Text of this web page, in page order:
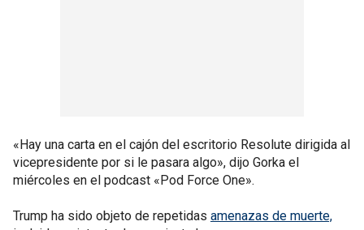
«Hay una carta en el cajón del escritorio Resolute dirigida al
vicepresidente por si le pasara algo», dijo Gorka el
miércoles en el podcast «Pod Force One».
Trump ha sido objeto de repetidas amenazas de muerte,